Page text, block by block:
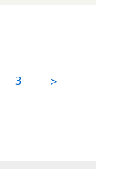
3 >